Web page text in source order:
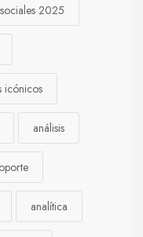
2025
icónicos
análisis
analítica